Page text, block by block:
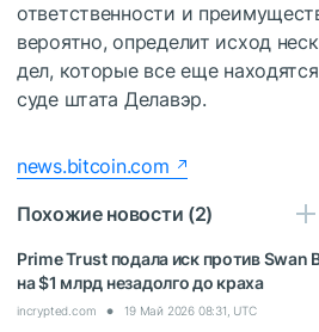
ответственности и
вероятно, определит исход
дел, которые все еще
суде штата Делавэр.
news.bitcoin.com
Похожие новости (2)
Prime Trust подала иск против Swan
на $1 млрд незадолго до краха
incrypted.com 19 Май 2026 08:31, UTC